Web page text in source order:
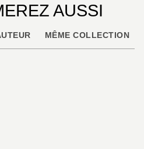
AUSSI
MÊME COLLECTION